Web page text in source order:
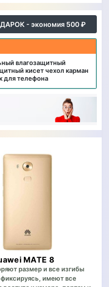
- экономия 500 ₽
влагозащитный
кисет чехол карман
для телефона
MATE 8
размер и все изгибы
имеют все